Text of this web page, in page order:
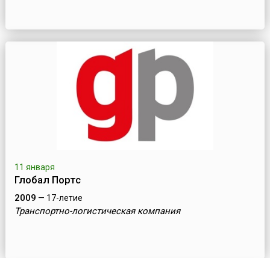
11 января
Глобал Портс
2009 — 17-летие
Транспортно-логистическая компания